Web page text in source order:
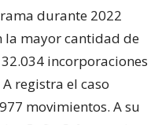
durante 2022
la mayor cantidad de
incorporaciones
registra el caso
movimientos. A su